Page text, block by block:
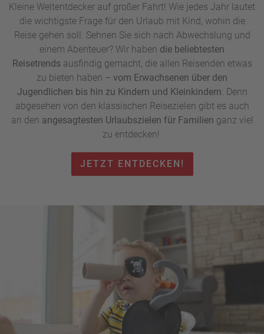
Kleine Weltentdecker auf großer Fahrt! Wie jedes Jahr lautet
die wichtigste Frage für den Urlaub mit Kind, wohin die
Reise gehen soll. Sehnen Sie sich nach Abwechslung und
einem Abenteuer? Wir haben die beliebtesten
Reisetrends ausfindig gemacht, die allen Reisenden etwas
zu bieten haben – vom Erwachsenen über den
Jugendlichen bis hin zu Kindern und Kleinkindern . Denn
abgesehen von den klassischen Reisezielen gibt es auch
an den angesagtesten Urlaubszielen für Familien ganz viel
zu entdecken!
JETZT ENTDECKEN!